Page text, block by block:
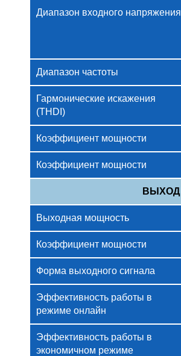
Диапазон входного напряжения
Диапазон частоты
Гармонические искажения
(THDI)
Коэффициент мощности
Коэффициент мощности
ВЫХОД
Выходная мощность
Коэффициент мощности
Форма выходного сигнала
Эффективность работы в
режиме онлайн
Эффективность работы в
экономичном режиме